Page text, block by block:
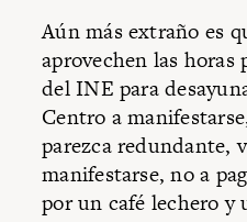
Aún más extraño es
aprovechen las horas
del INE para
Centro a
parezca redundante,
manifestarse, no a
por un café lechero y